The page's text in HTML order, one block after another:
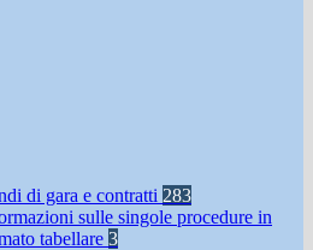
di gara e contratti 283
sulle singole procedure in
tabellare 3